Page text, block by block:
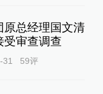
原总经理国文清
受审查调查
31 59评